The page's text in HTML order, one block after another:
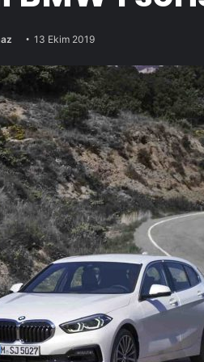
13 Ekim 2019